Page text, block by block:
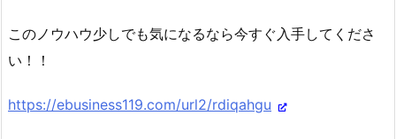
このノウハウ少しでも気になるなら今すぐ入手してくださ
い！！
https://ebusiness119.com/url2/rdiqahgu